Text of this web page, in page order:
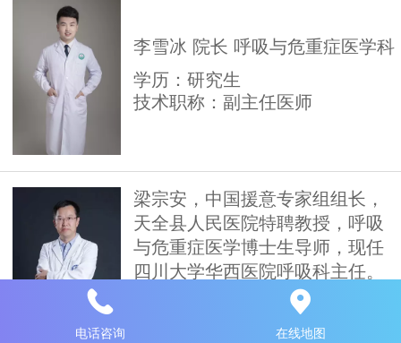
李雪冰 院长 呼吸与危重症医学科
学历：研究生
技术职称：副主任医师
梁宗安，中国援意专家组组长，
天全县人民医院特聘教授，呼吸
与危重症医学博士生导师，现任
四川大学华西医院呼吸科主任。
技术职称：主任医师
电话咨询 在线地图